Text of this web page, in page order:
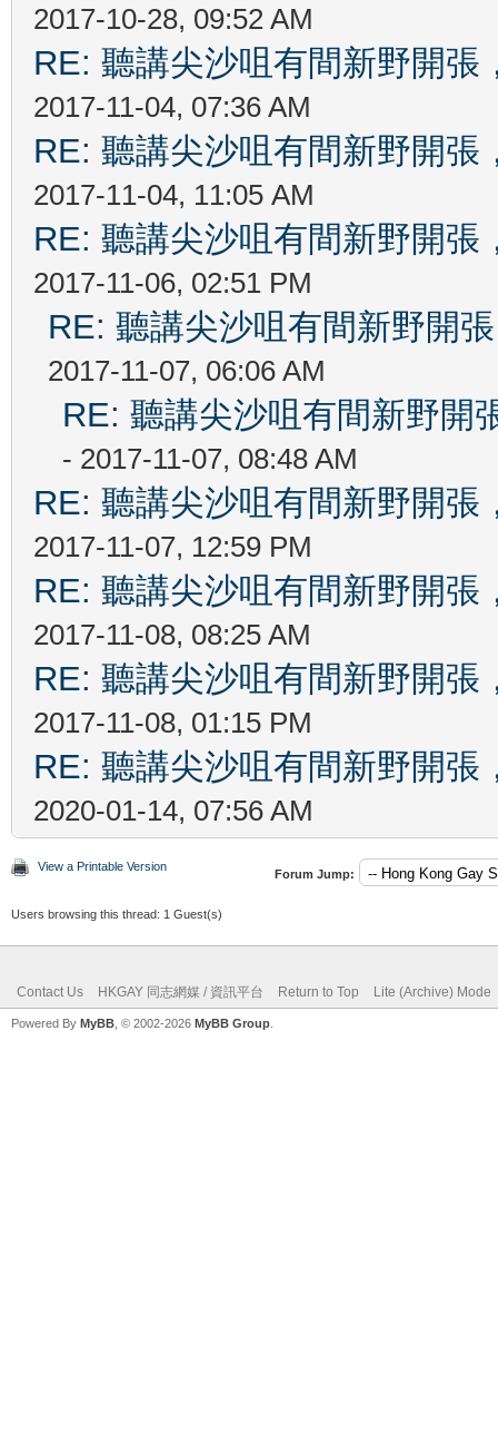
2017-10-28, 09:52 AM
RE: 聽講尖沙咀有間新野開張
2017-11-04, 07:36 AM
RE: 聽講尖沙咀有間新野開張
2017-11-04, 11:05 AM
RE: 聽講尖沙咀有間新野開張
2017-11-06, 02:51 PM
RE: 聽講尖沙咀有間新野開
2017-11-07, 06:06 AM
RE: 聽講尖沙咀有間新野開
- 2017-11-07, 08:48 AM
RE: 聽講尖沙咀有間新野開張
2017-11-07, 12:59 PM
RE: 聽講尖沙咀有間新野開張
2017-11-08, 08:25 AM
RE: 聽講尖沙咀有間新野開張
2017-11-08, 01:15 PM
RE: 聽講尖沙咀有間新野開張
2020-01-14, 07:56 AM
View a Printable Version
Forum Jump:
Users browsing this thread: 1 Guest(s)
Contact Us HKGAY 同志網媒 / 資訊平台 Return to Top Lite (Archive) Mode
Powered By MyBB , © 2002-2026 MyBB Group